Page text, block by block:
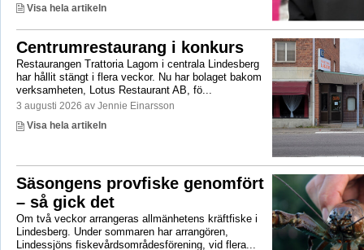
Visa hela artikeln
Centrumrestaurang i konkurs
Restaurangen Trattoria Lagom i centrala Lindesberg
har hållit stängt i flera veckor. Nu har bolaget bakom
verksamheten, Lotus Restaurant AB, fö...
3 augusti 2026 av Jennie Einarsson
Visa hela artikeln
Säsongens provfiske genomfört
– så gick det
Om två veckor arrangeras allmänhetens kräftfiske i
Lindesberg. Under sommaren har arrangören,
Lindessjöns fiskevårdsområdesförening, vid flera...